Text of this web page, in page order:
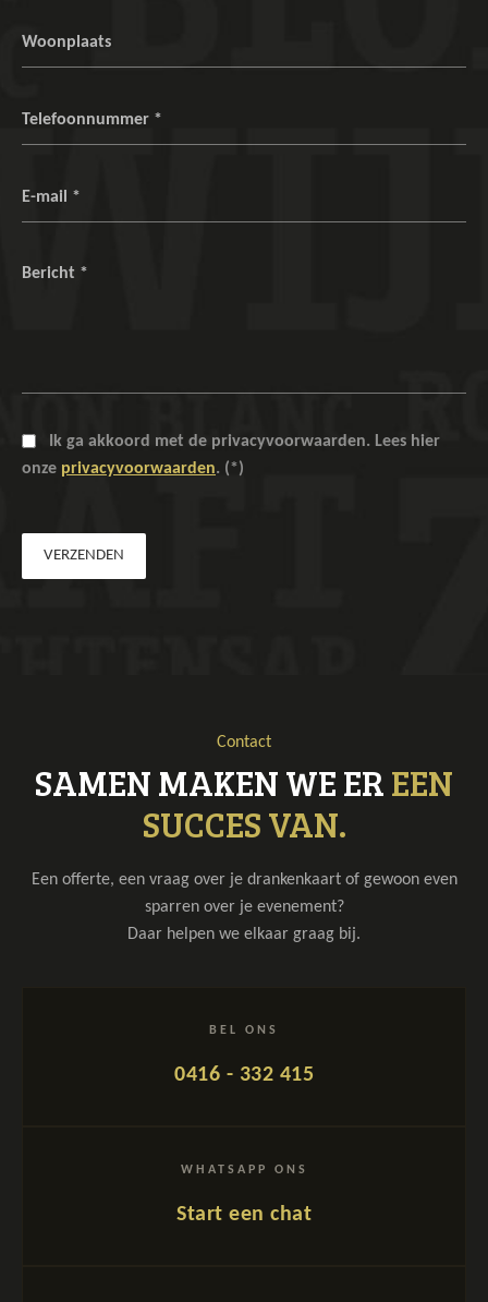
Ik ga akkoord met de privacyvoorwaarden. Lees hier
onze privacyvoorwaarden. (*)
Contact
SAMEN MAKEN WE EREEN
SUCCES VAN.
Een offerte, een vraag over je drankenkaart of gewoon even
sparren over je evenement?
Daar helpen we elkaar graag bij.
BEL ONS
0416 - 332 415
WHATSAPP ONS
Start een chat